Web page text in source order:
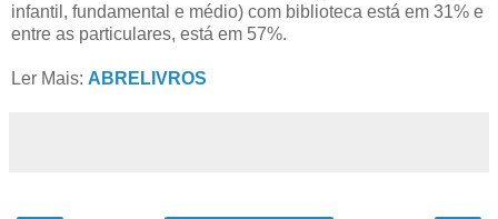
infantil, fundamental e médio) com biblioteca está em 31% e
entre as particulares, está em 57%.
Ler Mais: ABRELIVROS